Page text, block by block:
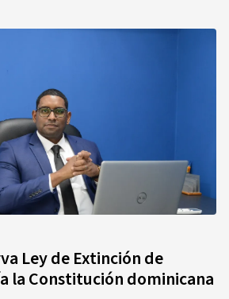
Ley de Extinción de
la Constitución dominicana